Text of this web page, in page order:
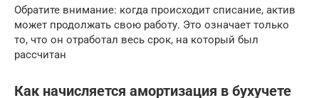
Обратите внимание: когда происходит списание, актив
может продолжать свою работу. Это означает только
то, что он отработал весь срок, на который был
рассчитан
Как начисляется амортизация в бухучете